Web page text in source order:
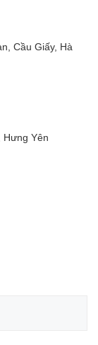
Cầu Giấy, Hà
Hưng Yên